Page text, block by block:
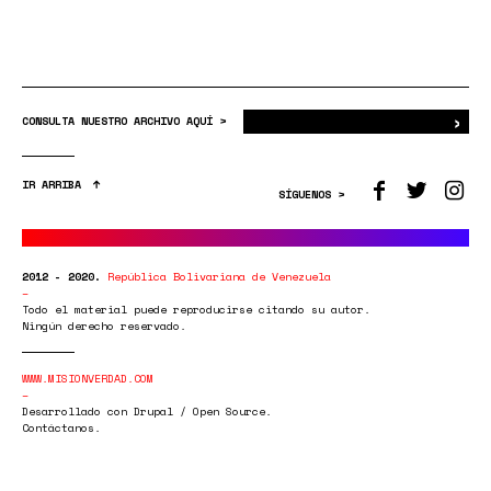
CONSULTA NUESTRO ARCHIVO AQUÍ > ›
IR ARRIBA
SÍGUENOS >
2012 - 2020. República Bolivariana de Venezuela
Todo el material puede reproducirse citando su autor.
Ningún derecho reservado.
WWW.MISIONVERDAD.COM
Desarrollado con Drupal / Open Source.
Contáctanos.